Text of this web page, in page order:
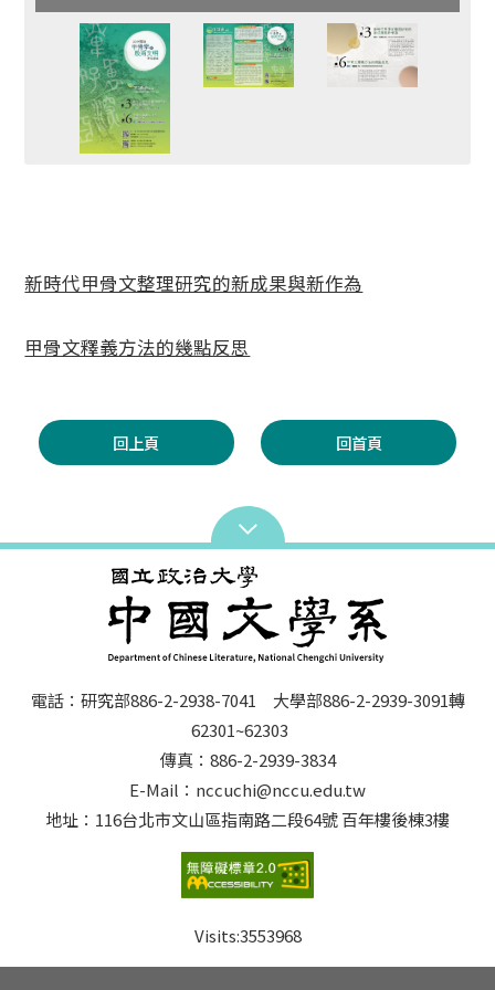
新時代甲骨文整理研究的新成果與新作為
甲骨文釋義方法的幾點反思
回上頁 回首頁
電話：研究部886-2-2938-7041 大學部886-2-2939-3091轉
62301~62303
傳真：886-2-2939-3834
E-Mail：nccuchi@nccu.edu.tw
地址：116台北市文山區指南路二段64號 百年樓後棟3樓
Visits:3553968